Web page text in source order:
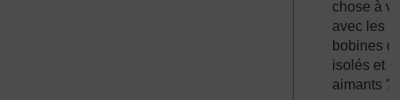
chose à
avec les
bobines
isolés et
aimants ?